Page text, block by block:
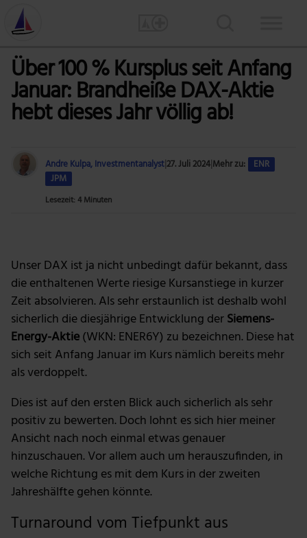
Über 100 % Kursplus seit Anfang
Januar: Brandheiße DAX-Aktie
hebt dieses Jahr völlig ab!
Andre Kulpa, Investmentanalyst27. Juli 2024Mehr zu:
ENR
JPM
Lesezeit: 4 Minuten
Unser DAX ist ja nicht unbedingt dafür bekannt, dass
die enthaltenen Werte riesige Kursanstiege in kurzer
Zeit absolvieren. Als sehr erstaunlich ist deshalb wohl
sicherlich die diesjährige Entwicklung derSiemens-
Energy-Aktie(WKN: ENER6Y) zu bezeichnen. Diese hat
sich seit Anfang Januar im Kurs nämlich bereits mehr
als verdoppelt.
Dies ist auf den ersten Blick auch sicherlich als sehr
positiv zu bewerten. Doch lohnt es sich hier meiner
Ansicht nach noch einmal etwas genauer
hinzuschauen. Vor allem auch um herauszufinden, in
welche Richtung es mit dem Kurs in der zweiten
Jahreshälfte gehen könnte.
Turnaround vom Tiefpunkt aus